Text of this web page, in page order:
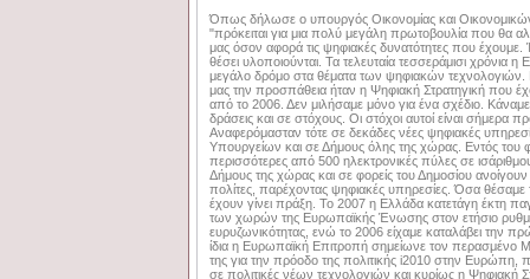
Όπως δήλωσε ο υπουργός Οικονομίας και
"πρόκειται για μια πολύ μεγάλη πρωτοβουλία που θα
μας όσον αφορά τις ψηφιακές δυνατότητες που έχουμε.
θέσει υλοποιούνται. Τα τελευταία τεσσεράμισι χρόνια
μεγάλο δρόμο στα θέματα των ψηφιακών τεχνολογιών.
μας την προσπάθεια ήταν η Ψηφιακή Στρατηγική που
από το 2006. Δεν μιλήσαμε μόνο για ένα σχέδιο.
δράσεις και σε στόχους. Οι στόχοι αυτοί είναι σήμερα
Αναφερόμασταν τότε σε δεκάδες νέες ψηφιακές
Υπουργείων και σε Δήμους όλης της χώρας. Εντός του
περισσότερες από 500 ηλεκτρονικές πύλες σε
Δήμους της χώρας και σε φορείς του Δημοσίου ανοίγουν
πολίτες, παρέχοντας ψηφιακές υπηρεσίες. Όσα
έχουν γίνει πράξη. Το 2007 η Ελλάδα κατετάγη έκτη
των χωρών της Ευρωπαϊκής Ένωσης στον ετήσιο
ευρυζωνικότητας, ενώ το 2006 είχαμε καταλάβει την
ίδια η Ευρωπαϊκή Επιτροπή σημείωνε τον περασμένο
της για την πρόοδο της πολιτικής i2010 στην
σε πολιτικές νέων τεχνολογιών και κυρίως η Ψηφιακή